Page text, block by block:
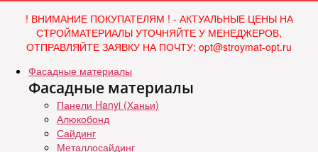
! ВНИМАНИЕ ПОКУПАТЕЛЯМ ! - АКТУАЛЬНЫЕ ЦЕНЫ НА
СТРОЙМАТЕРИАЛЫ УТОЧНЯЙТЕ У МЕНЕДЖЕРОВ,
ОТПРАВЛЯЙТЕ ЗАЯВКУ НА ПОЧТУ: opt@stroymat-opt.ru
Фасадные материалы
Фасадные материалы
Панели Hanyi (Ханьи)
Алюкобонд
Сайдинг
Металлосайдинг